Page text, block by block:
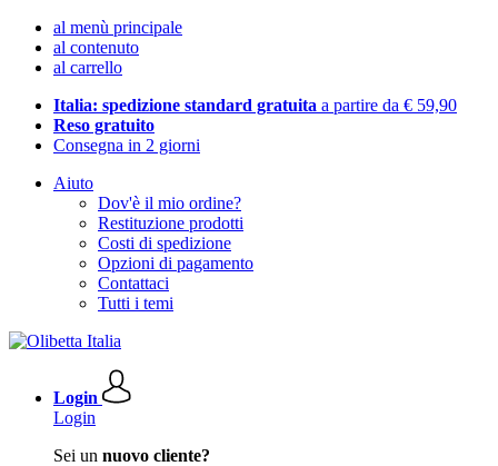
al menù principale
al contenuto
al carrello
Italia: spedizione standard gratuita a partire da € 59,90
Reso gratuito
Consegna in 2 giorni
Aiuto
Dov'è il mio ordine?
Restituzione prodotti
Costi di spedizione
Opzioni di pagamento
Contattaci
Tutti i temi
Login
Login
Sei un nuovo cliente?